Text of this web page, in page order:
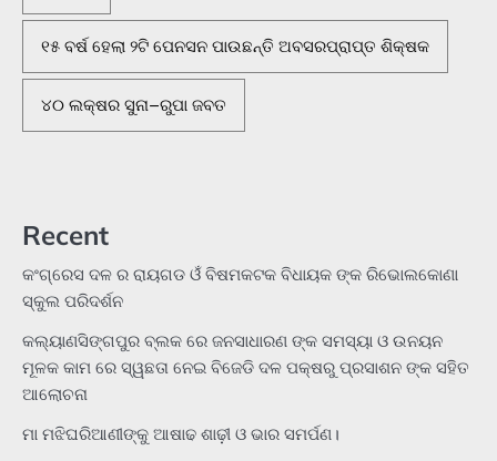
୧୫ ବର୍ଷ ହେଲା ୨ଟି ପେନସନ ପାଉଛନ୍ତି ଅବସରପ୍ରାପ୍ତ ଶିକ୍ଷକ
୪୦ ଲକ୍ଷର ସୁନା–ରୁପା ଜବତ
Recent
କଂଗ୍ରେସ ଦଳ ର ରାୟଗଡ ଓଁ ବିଷମକଟକ ବିଧାୟକ ଙ୍କ ରିଭୋଲକୋଣା
ସ୍କୁଲ ପରିଦର୍ଶନ
କଲ୍ୟାଣସିଙ୍ଗପୁର ବ୍ଲକ ରେ ଜନସାଧାରଣ ଙ୍କ ସମସ୍ୟା ଓ ଉନୟନ
ମୂଳକ କାମ ରେ ସ୍ୱଛତା ନେଇ ବିଜେଡି ଦଳ ପକ୍ଷରୁ ପ୍ରସାଶନ ଙ୍କ ସହିତ
ଆଲୋଚନା
ମା ମଝିଘରିଆଣୀଙ୍କୁ ଆଷାଢ ଶାଢ଼ୀ ଓ ଭାର ସମର୍ପଣ।